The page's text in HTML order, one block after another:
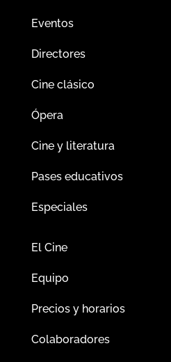
Eventos
Directores
Cine clásico
Ópera
Cine y literatura
Pases educativos
Especiales
El Cine
Equipo
Precios y horarios
Colaboradores